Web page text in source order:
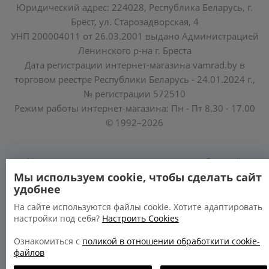
Юридический адрес: 224028, Республика Беларусь, г.
Брест, ул. Старозадворская, 4
УНП 200004011 от 26.03.2001 выдано Администрацией
Ленинского р-на г. Бреста
Дата регистрации интернет-магазина vamrad.by в
торговом реестре Республики Беларусь - 24.01.2024 г.,
№ регистрации 572510
Режим работы интернет-магазина: Пн - Пт 8.30 - 17.00
© 1992–2026
Уполномоченные по защите прав потребителей
облисполкомов, Минского горисполкома:
https://www.mart.gov.by/activity/zashchita-prav-
potrebiteley/
БРЕСТСКАЯ ОБЛАСТЬ тел. (80162) 26 97 69;
Мы используем cookie, чтобы сделать сайт
удобнее
На сайте используются файлы cookie. Хотите адаптировать
настройки под себя? Настроить Cookies
Ознакомиться с поликой в отношении обработкити cookie-
файлов